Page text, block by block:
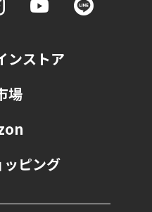
ンストア
場
ピング